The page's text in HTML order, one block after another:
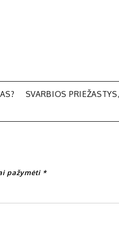
SVARBIOS
pažymėti *